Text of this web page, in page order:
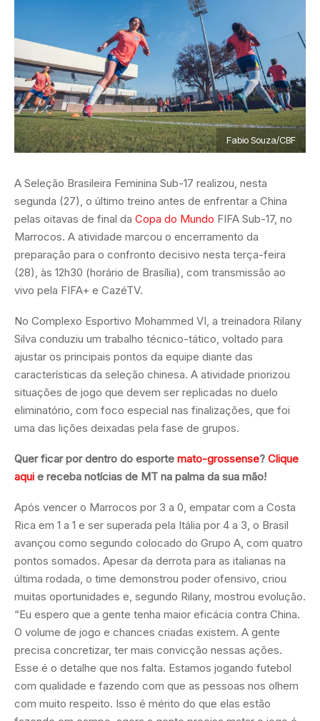
Fabio Souza/CBF
A Seleção Brasileira Feminina Sub-17 realizou, nesta
segunda (27), o último treino antes de enfrentar a China
pelas oitavas de final da Copa do Mundo FIFA Sub-17, no
Marrocos. A atividade marcou o encerramento da
preparação para o confronto decisivo nesta terça-feira
(28), às 12h30 (horário de Brasília), com transmissão ao
vivo pela FIFA+ e CazéTV.
No Complexo Esportivo Mohammed VI, a treinadora Rilany
Silva conduziu um trabalho técnico-tático, voltado para
ajustar os principais pontos da equipe diante das
características da seleção chinesa. A atividade priorizou
situações de jogo que devem ser replicadas no duelo
eliminatório, com foco especial nas finalizações, que foi
uma das lições deixadas pela fase de grupos.
Quer ficar por dentro do esporte mato-grossense? Clique
aqui e receba notícias de MT na palma da sua mão!
Após vencer o Marrocos por 3 a 0, empatar com a Costa
Rica em 1 a 1 e ser superada pela Itália por 4 a 3, o Brasil
avançou como segundo colocado do Grupo A, com quatro
pontos somados. Apesar da derrota para as italianas na
última rodada, o time demonstrou poder ofensivo, criou
muitas oportunidades e, segundo Rilany, mostrou evolução.
“Eu espero que a gente tenha maior eficácia contra China.
O volume de jogo e chances criadas existem. A gente
precisa concretizar, ter mais convicção nessas ações.
Esse é o detalhe que nos falta. Estamos jogando futebol
com qualidade e fazendo com que as pessoas nos olhem
com muito respeito. Isso é mérito do que elas estão